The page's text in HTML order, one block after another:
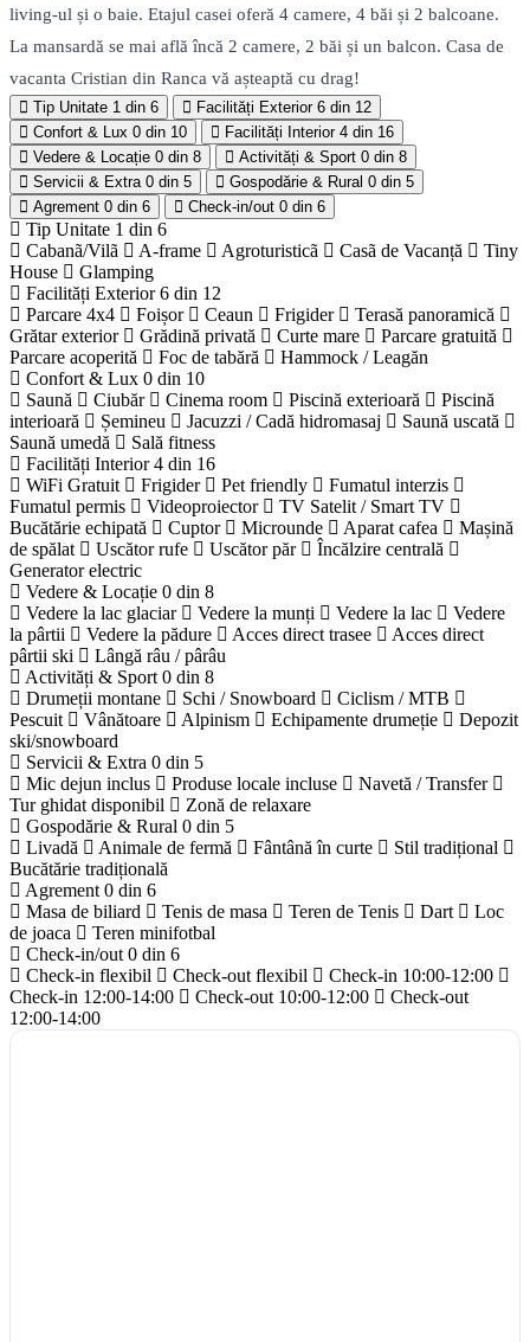
living-ul și o baie. Etajul casei oferă 4 camere, 4 băi și 2 balcoane.
La mansardă se mai află încă 2 camere, 2 băi și un balcon. Casa de
vacanta Cristian din Ranca vă așteaptă cu drag!
Tip Unitate 1 din 6 Facilități Exterior 6 din 12
Confort & Lux 0 din 10 Facilități Interior 4 din 16
Vedere & Locație 0 din 8 Activități & Sport 0 din 8
Servicii & Extra 0 din 5 Gospodărie & Rural 0 din 5
Agrement 0 din 6 Check-in/out 0 din 6
Tip Unitate 1 din 6
Cabanã/Vilã
A-frame Agroturisticã Casã de Vacanță
Tiny
House
Glamping
Facilități Exterior6 din 12
Parcare 4x4
Foișor Ceaun Frigider
Terasă panoramică
Grătar exterior
Grădină privată Curte mare
Parcare gratuită
Parcare acoperită
Foc de tabără
Hammock / Leagăn
Confort & Lux 0 din 10
Saună
Ciubăr Cinema room Piscină exterioară
Piscină
interioară
Șemineu Jacuzzi / Cadă hidromasaj
Saună uscată
Saună umedă
Sală fitness
Facilități Interior4 din 16
WiFi Gratuit
Frigider Pet friendly
Fumatul interzis
Fumatul permis
Videoproiector
TV Satelit / Smart TV
Bucătărie echipată
Cuptor Microunde Aparat cafea
Mașină
de spălat
Uscător rufe Uscător păr
Încălzire centrală
Generator electric
Vedere & Locație 0 din 8
Vedere la lac glaciar
Vedere la munți Vedere la lac
Vedere
la pârtii
Vedere la pădure Acces direct trasee
Acces direct
pârtii ski
Lângă râu / pârâu
Activități & Sport 0 din 8
Drumeții montane
Schi / Snowboard
Ciclism / MTB
Pescuit
Vânătoare Alpinism Echipamente drumeție
Depozit
ski/snowboard
Servicii & Extra 0 din 5
Mic dejun inclus
Produse locale incluse
Navetă / Transfer
Tur ghidat disponibil
Zonă de relaxare
Gospodărie & Rural 0 din 5
Livadă
Animale de fermă Fântână în curte
Stil tradițional
Bucătărie tradițională
Agrement 0 din 6
Masa de biliard
Tenis de masa Teren de Tenis Dart
Loc
de joaca
Teren minifotbal
Check-in/out 0 din 6
Check-in flexibil
Check-out flexibil
Check-in 10:00-12:00
Check-in 12:00-14:00
Check-out 10:00-12:00
Check-out
12:00-14:00